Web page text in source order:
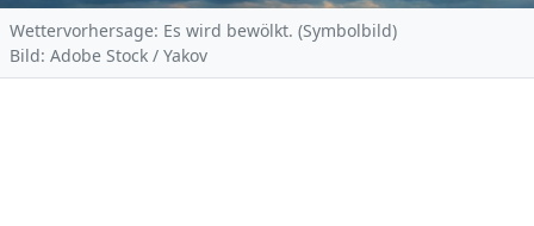
Wettervorhersage: Es wird bewölkt. (Symbolbild)
Bild: Adobe Stock / Yakov